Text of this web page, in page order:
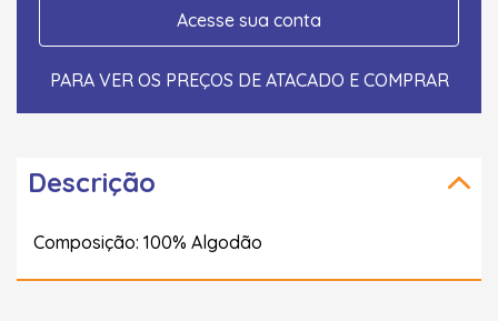
Acesse sua conta
PARA VER OS PREÇOS DE ATACADO E COMPRAR
Descrição
Composição: 100% Algodão